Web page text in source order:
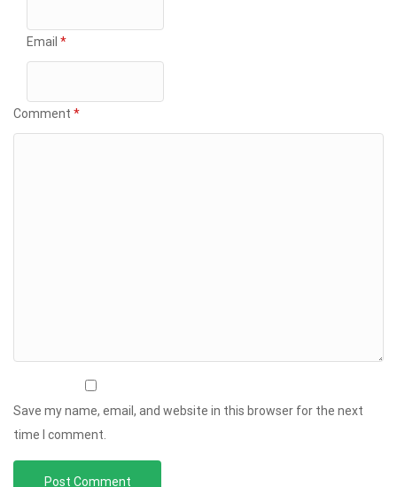
Email *
Comment *
Save my name, email, and website in this browser for the next
time I comment.